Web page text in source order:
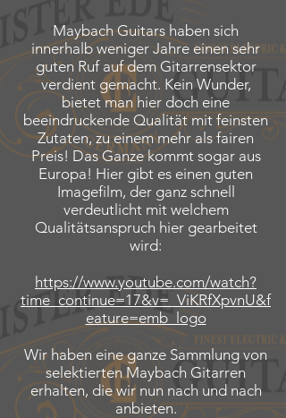
Maybach Guitars haben sich
innerhalb weniger Jahre einen sehr
guten Ruf auf dem Gitarrensektor
verdient gemacht. Kein Wunder,
bietet man hier doch eine
beeindruckende Qualität mit feinsten
Zutaten, zu einem mehr als fairen
Preis! Das Ganze kommt sogar aus
Europa! Hier gibt es einen guten
Imagefilm, der ganz schnell
verdeutlicht mit welchem
Qualitätsanspruch hier gearbeitet
wird:
https://www.youtube.com/watch?
time_continue=17&v=_ViKRfXpvnU&f
eature=emb_logo
Wir haben eine ganze Sammlung von
selektierten Maybach Gitarren
erhalten, die wir nun nach und nach
anbieten.